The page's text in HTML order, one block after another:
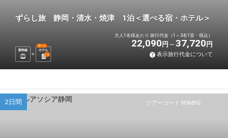
ずらし旅 静岡・清水・焼津 1泊＜選べる宿・ホテル＞
新幹線 ホテル
選べる
1 泊
大人1名様あたり 旅行代金（1～3名1室・税込）
22,090 円 37,720 円
表示旅行代金について
ツアーコード N96892
2日間